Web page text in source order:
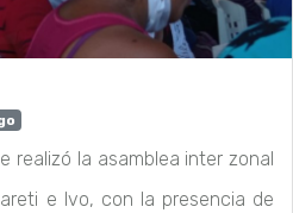
realizó la asamblea inter zonal
e Ivo, con la presencia de